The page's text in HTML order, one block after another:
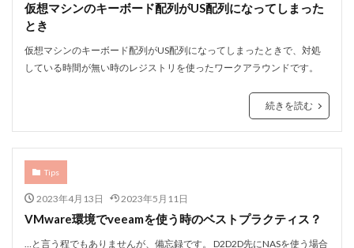
仮想マシンのキーボード配列がUS配列になってしまった
とき
仮想マシンのキーボード配列がUS配列になってしまったときで、対処
している時間が無い時のレジストリを使ったワークアラウンドです。
続きを読む
Tips
2023年4月13日 2023年5月11日
VMware環境でveeamを使う時のベストプラクティス？
…と言う程でもありませんが、備忘録です。 D2D2D先にNASを使う場合